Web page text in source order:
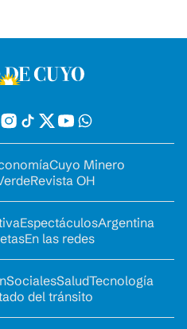
Cuyo Minero
Revista OH
EspectáculosArgentina
En las redes
SocialesSaludTecnología
del tránsito